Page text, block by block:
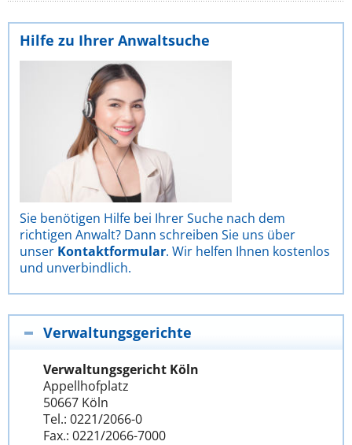
Hilfe zu Ihrer Anwaltsuche
Sie benötigen Hilfe bei Ihrer Suche nach dem
richtigen Anwalt? Dann schreiben Sie uns über
unser Kontaktformular. Wir helfen Ihnen kostenlos
und unverbindlich.
Verwaltungsgerichte
Verwaltungsgericht Köln
Appellhofplatz
50667 Köln
Tel.: 0221/2066-0
Fax.: 0221/2066-7000